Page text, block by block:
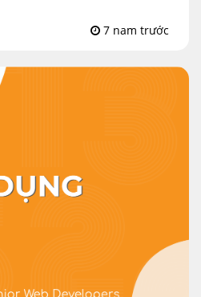
7 nam trước